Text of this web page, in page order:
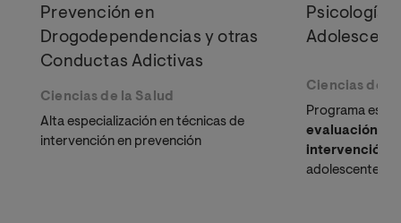
Prevención en
Drogodependencias y otras
Conductas Adictivas
Ciencias de la Salud
Alta especialización en técnicas de
intervención en prevención
Psicología
Ciencias de
Programa
evaluación,
intervención
adolescentes.